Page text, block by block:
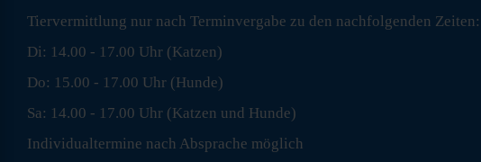
Tiervermittlung nur nach Terminvergabe zu den nachfolgenden Zeiten:
Di: 14.00 - 17.00 Uhr (Katzen)
Do: 15.00 - 17.00 Uhr (Hunde)
Sa: 14.00 - 17.00 Uhr (Katzen und Hunde)
Individualtermine nach Absprache möglich